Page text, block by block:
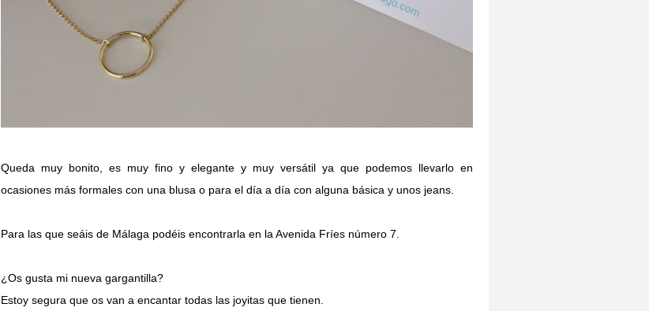
Queda muy bonito, es muy fino y elegante y muy versátil ya que podemos llevarlo en
ocasiones más formales con una blusa o para el día a día con alguna básica y unos jeans.
Para las que seáis de Málaga podéis encontrarla en la Avenida Fríes número 7.
¿Os gusta mi nueva gargantilla?
Estoy segura que os van a encantar todas las joyitas que tienen.